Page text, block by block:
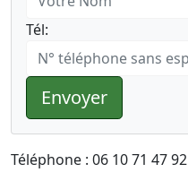
Tél:
Envoyer
Téléphone : 06 10 71 47 92